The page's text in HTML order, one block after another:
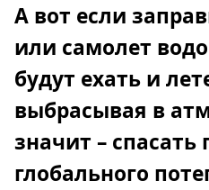
А вот если
или самолет
будут ехать и
выбрасывая в
значит – спасать
глобального